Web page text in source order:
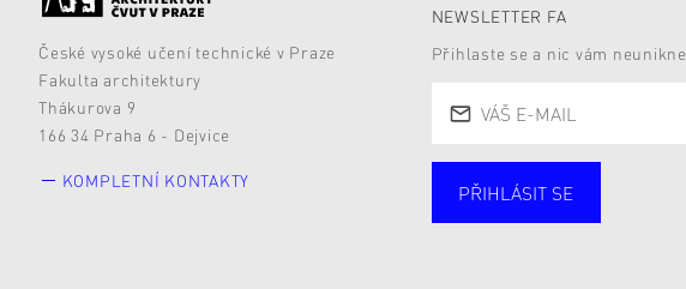
České vysoké učení technické v Praze
Fakulta architektury
Thákurova 9
166 34 Praha 6 - Dejvice
KOMPLETNÍ KONTAKTY
NEWSLETTER FA
Přihlaste se a nic vám neunikne.
PŘIHLÁSIT SE